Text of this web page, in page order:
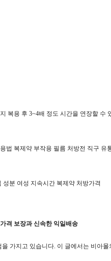
복용 후 3~4배 정도 시간을 연장할 수
복제약 부작용 필름 처방전 직구 유통
분 여성 지속시간 복제약 처방가격
격 보장과 신속한 익일배송
가지고 있습니다. 이 글에서는 비아